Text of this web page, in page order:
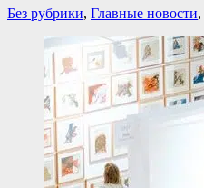
Категории
Без рубрики, Главные новости,